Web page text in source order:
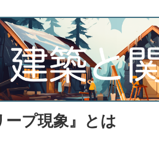
プ現象』とは